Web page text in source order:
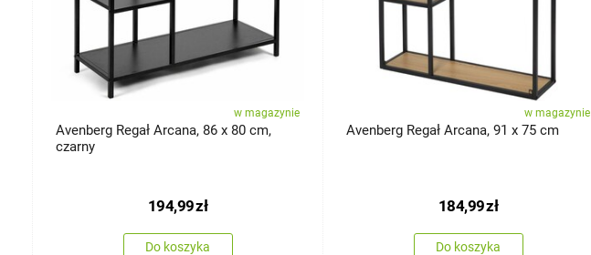
w magazynie
Avenberg Regał Arcana, 86 x 80 cm,
czarny
194,99zł
Do koszyka
w magazynie
Avenberg Regał Arcana, 91 x 75 cm
184,99zł
Do koszyka